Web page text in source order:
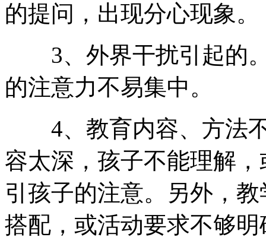
的提问，出现分心现象。
3、外界干扰引起的。
的注意力不易集中。
4、教育内容、方法不
容太深，孩子不能理解
引孩子的注意。另外，
搭配，或活动要求不够